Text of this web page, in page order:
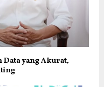
yang Akurat,